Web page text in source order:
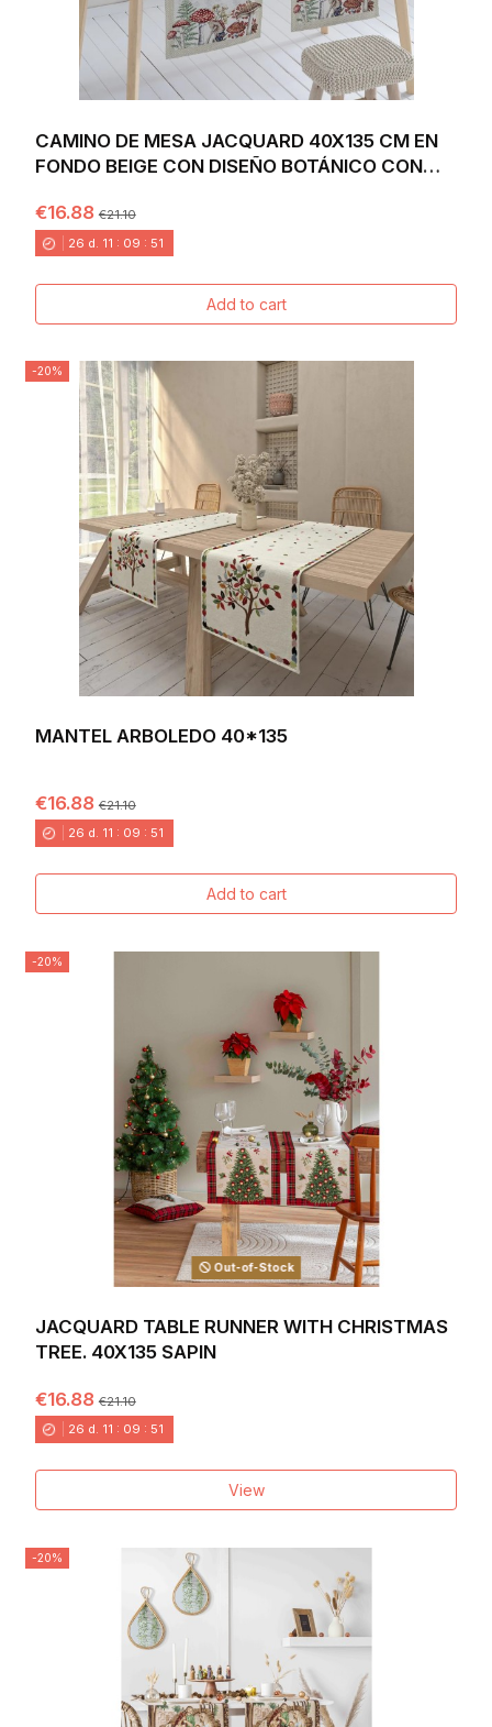
CAMINO DE MESA JACQUARD 40X135 CM EN
FONDO BEIGE CON DISEÑO BOTÁNICO CON
€16.88€21.10
26 d. 11 : 09 : 49
Add to cart
-20%
MANTEL ARBOLEDO 40*135
€16.88€21.10
26 d. 11 : 09 : 49
Add to cart
-20%
Out-of-Stock
JACQUARD TABLE RUNNER WITH CHRISTMAS
TREE. 40X135 SAPIN
€16.88€21.10
26 d. 11 : 09 : 49
View
-20%